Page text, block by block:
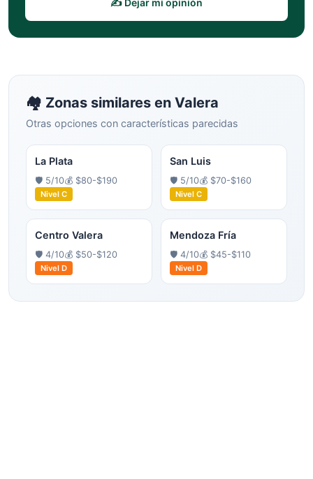
✍️ Dejar mi opinión
🏘️ Zonas similares en Valera
Otras opciones con características parecidas
La Plata
🛡️ 5/10💰 $80-$190
Nivel C
San Luis
🛡️ 5/10💰 $70-$160
Nivel C
Centro Valera
🛡️ 4/10💰 $50-$120
Nivel D
Mendoza Fría
🛡️ 4/10💰 $45-$110
Nivel D